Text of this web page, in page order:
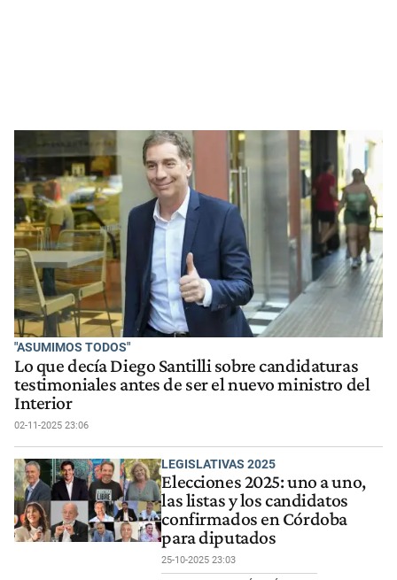
"ASUMIMOS TODOS"
Lo que decía Diego Santilli sobre candidaturas
testimoniales antes de ser el nuevo ministro del
Interior
02-11-2025 23:06
LEGISLATIVAS 2025
Elecciones 2025: uno a uno,
las listas y los candidatos
confirmados en Córdoba
para diputados
25-10-2025 23:03